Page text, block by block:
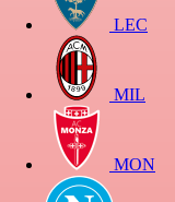
LEC
MIL
MON